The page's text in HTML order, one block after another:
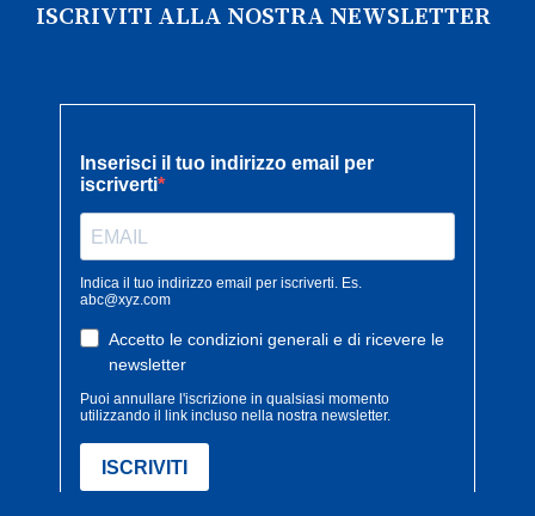
ISCRIVITI ALLA NOSTRA NEWSLETTER